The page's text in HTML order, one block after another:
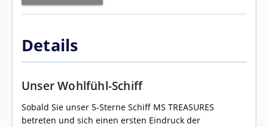
Details
Unser Wohlfühl-Schiff
Sobald Sie unser 5-Sterne Schiff MS TREASURES
betreten und sich einen ersten Eindruck der